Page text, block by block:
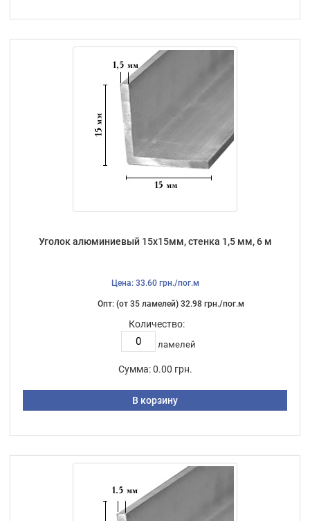
Уголок алюминиевый 15х15мм, стенка 1,5 мм, 6 м
Цена: 33.60 грн./пог.м
Опт: (от 35 ламелей) 32.98 грн./пог.м
Количество:
ламелей
Сумма: 0.00 грн.
В корзину